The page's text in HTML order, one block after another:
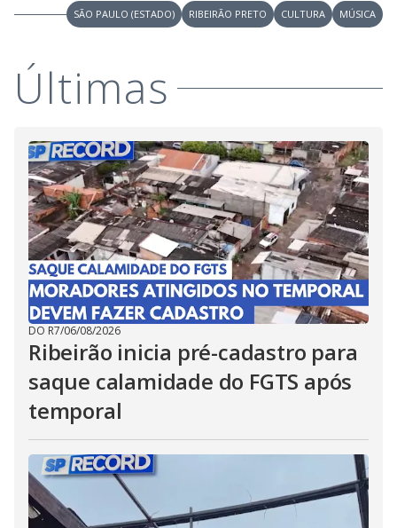
SÃO PAULO (ESTADO) RIBEIRÃO PRETO CULTURA MÚSICA
Últimas
DO R7/06/08/2026
Ribeirão inicia pré-cadastro para
saque calamidade do FGTS após
temporal